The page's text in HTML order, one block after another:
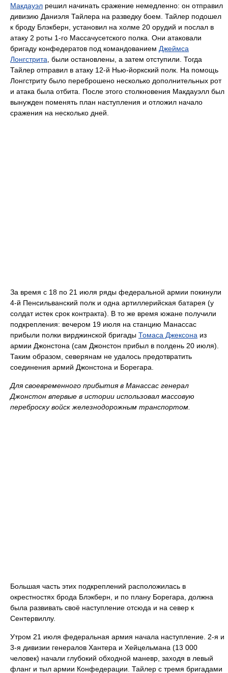
Макдауэл решил начинать сражение немедленно: он отправил
дивизию Даниэля Тайлера на разведку боем. Тайлер подошел
к броду Блэкберн, установил на холме 20 орудий и послал в
атаку 2 роты 1-го Массачусетского полка. Они атаковали
бригаду конфедератов под командованием Джеймса
Лонгстрита , были остановлены, а затем отступили. Тогда
Тайлер отправил в атаку 12-й Нью-йоркский полк. На помощь
Лонгстриту было переброшено несколько дополнительных рот
и атака была отбита. После этого столкновения Макдауэлл был
вынужден поменять план наступления и отложил начало
сражения на несколько дней.
За время с 18 по 21 июля ряды федеральной армии покинули
4-й Пенсильванский полк и одна артиллерийская батарея (у
солдат истек срок контракта). В то же время южане получили
подкрепления: вечером 19 июля на станцию Манассас
прибыли полки вирджинской бригады Томаса Джексона из
армии Джонстона (сам Джонстон прибыл в полдень 20 июля).
Таким образом, северянам не удалось предотвратить
соединения армий Джонстона и Борегара.
Для своевременного прибытия в Манассас генерал
Джонстон впервые в истории использовал массовую
переброску войск железнодорожным транспортом.
Большая часть этих подкреплений расположилась в
окрестностях брода Блэкберн, и по плану Борегара, должна
была развивать своё наступление отсюда и на север к
Сентервиллу.
Утром 21 июля федеральная армия начала наступление. 2-я и
3-я дивизии генералов Хантера и Хейцельмана (13 000
человек) начали глубокий обходной маневр, заходя в левый
фланг и тыл армии Конфедерации. Тайлер с тремя бригадами